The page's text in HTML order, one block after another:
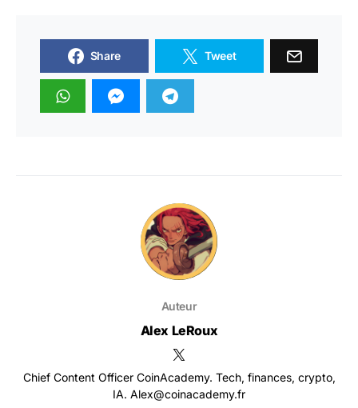
Share Tweet
Auteur
Alex LeRoux
Chief Content Officer CoinAcademy. Tech, finances, crypto,
IA. Alex@coinacademy.fr